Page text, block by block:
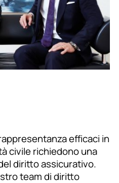
efficaci in
civile richiedono una
diritto assicurativo.
team di diritto